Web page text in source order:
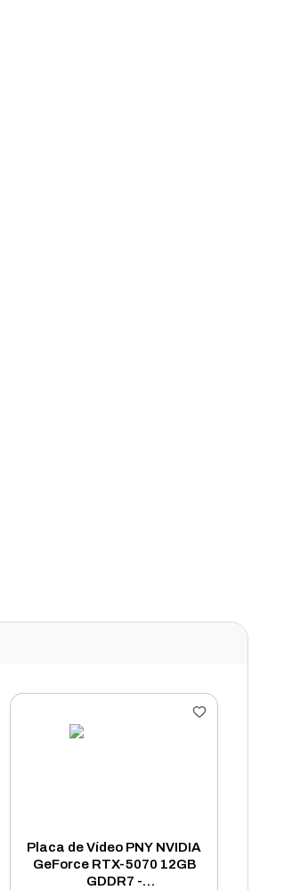
Placa de Vídeo PNY NVIDIA
GeForce RTX-5070 12GB
GDDR7 -